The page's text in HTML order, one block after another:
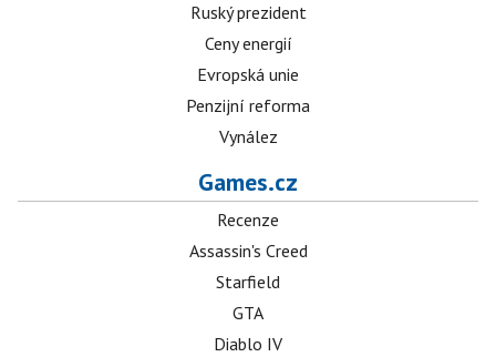
Ruský prezident
Ceny energií
Evropská unie
Penzijní reforma
Vynález
Games.cz
Recenze
Assassin's Creed
Starfield
GTA
Diablo IV